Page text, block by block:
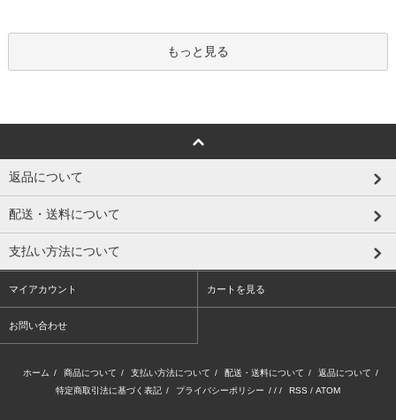
もっと見る
返品について
配送・送料について
支払い方法について
マイアカウント カートを見る
お問い合わせ
ホーム / 商品について / 支払い方法について / 配送・送料について / 返品について /
特定商取引法に基づく表記 / プライバシーポリシー / / / RSS / ATOM